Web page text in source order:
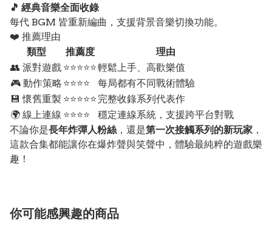
🎵 經典音樂全面收錄
每代 BGM 皆重新編曲，支援背景音樂切換功能。
❤️ 推薦理由
類型
推薦度
理由
👥 派對遊戲 ⭐⭐⭐⭐⭐輕鬆上手、高歡樂值
🎮 動作策略 ⭐⭐⭐⭐
每局都有不同戰術體驗
💾 懷舊重製 ⭐⭐⭐⭐⭐ 完整收錄系列代表作
🌍 線上連線 ⭐⭐⭐⭐
穩定連線系統，支援跨平台對戰
不論你是長年炸彈人粉絲 ，還是第一次接觸系列的新玩家 ，
這款合集都能讓你在爆炸聲與笑聲中，體驗最純粹的遊戲樂
趣！
你可能感興趣的商品